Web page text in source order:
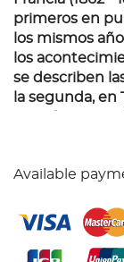
primeros en
los mismos
los
se describen
la segunda,
Available